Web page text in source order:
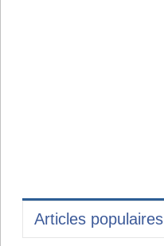
Articles populaires